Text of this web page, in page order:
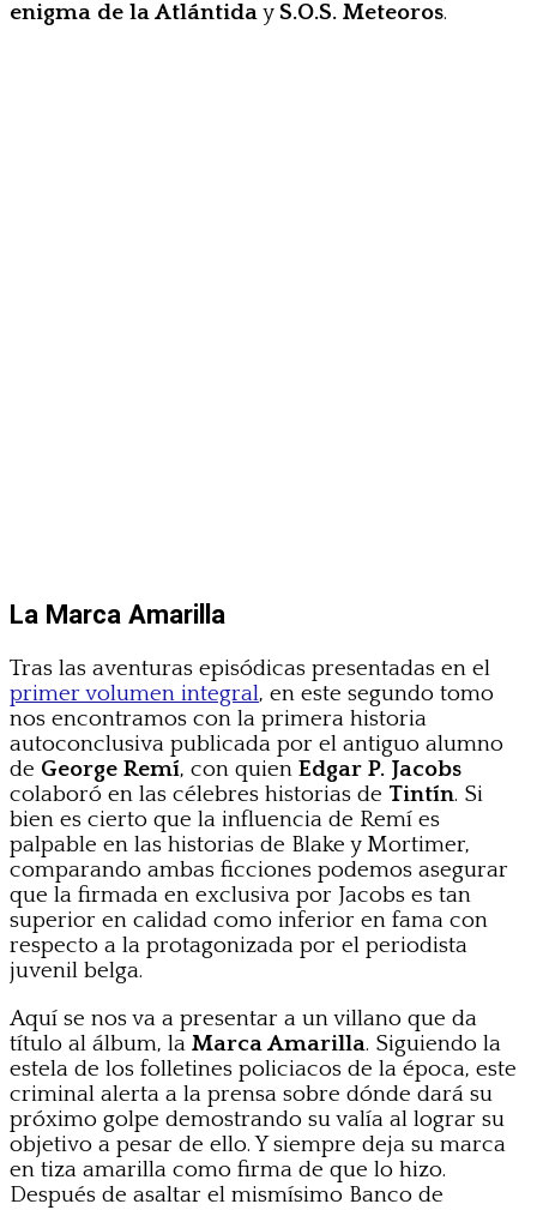
enigma de la AtlántidayS.O.S. Meteoros.
La Marca Amarilla
Tras las aventuras episódicas presentadas en el
primer volumen integral, en este segundo tomo
nos encontramos con la primera historia
autoconclusiva publicada por el antiguo alumno
de George Remí, con quien Edgar P. Jacobs
colaboró en las célebres historias de Tintín. Si
bien es cierto que la influencia de Remí es
palpable en las historias de Blake y Mortimer,
comparando ambas ficciones podemos asegurar
que la firmada en exclusiva por Jacobs es tan
superior en calidad como inferior en fama con
respecto a la protagonizada por el periodista
juvenil belga.
Aquí se nos va a presentar a un villano que da
título al álbum, la Marca Amarilla. Siguiendo la
estela de los folletines policiacos de la época, este
criminal alerta a la prensa sobre dónde dará su
próximo golpe demostrando su valía al lograr su
objetivo a pesar de ello. Y siempre deja su marca
en tiza amarilla como firma de que lo hizo.
Después de asaltar el mismísimo Banco de